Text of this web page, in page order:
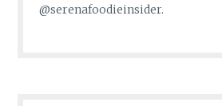
@serenafoodieinsider.